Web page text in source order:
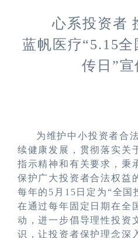
心系投资
蓝帆医疗“5.15
传日”宣
为维护中小投资者合
续健康发展，贯彻落实关
指示精神和有关要求，秉
保护广大投资者合法权益
每年的 5 月 15 日定为“全国
在通过每年固定日期在全
动，进一步倡导理性投资
识，让投资者保护理念深